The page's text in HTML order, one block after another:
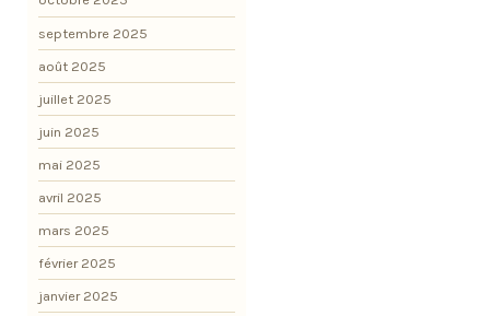
septembre 2025
août 2025
juillet 2025
juin 2025
mai 2025
avril 2025
mars 2025
février 2025
janvier 2025